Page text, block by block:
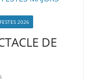
2026
DE